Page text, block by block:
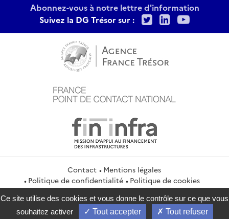
Abonnez-vous à notre lettre d'information
Suivez la DG Trésor sur :
TwitterLinkedIn
Contact
Mentions légales
Politique de confidentialité
Politique de cookies
Gestion des cookies
service-public.gouv.fr
legifrance.gouv.fr
info.gouv.fr
Ce site utilise des cookies et vous donne le contrôle sur ce que vous
souhaitez activer
Tout accepter Tout refuser